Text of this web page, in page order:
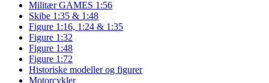
Militær GAMES 1:56
Skibe 1:35 & 1:48
Figure 1:16, 1:24 & 1:35
Figure 1:32
Figure 1:48
Figure 1:72
Historiske modeller og figurer
Motorcykler